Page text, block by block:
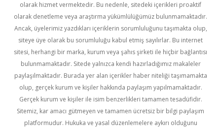
olarak hizmet vermektedir. Bu nedenle, sitedeki içerikleri proaktif
olarak denetleme veya araştırma yükümlülüğümüz bulunmamaktadır.
Ancak, üyelerimiz yazdıkları içeriklerin sorumluluğunu taşımakta olup,
siteye üye olarak bu sorumluluğu kabul etmiş sayılırlar. Bu internet
sitesi, herhangi bir marka, kurum veya şahıs şirketi ile hiçbir bağlantısı
bulunmamaktadır. Sitede yalnızca kendi hazırladığımız makaleler
paylaşılmaktadır. Burada yer alan içerikler haber niteliği taşımamakta
olup, gerçek kurum ve kişiler hakkında paylaşım yapılmamaktadır.
Gerçek kurum ve kişiler ile isim benzerlikleri tamamen tesadüfidir.
Sitemiz, kar amacı gütmeyen ve tamamen ücretsiz bir bilgi paylaşım
platformudur. Hukuka ve yasal düzenlemelere aykırı olduğunu